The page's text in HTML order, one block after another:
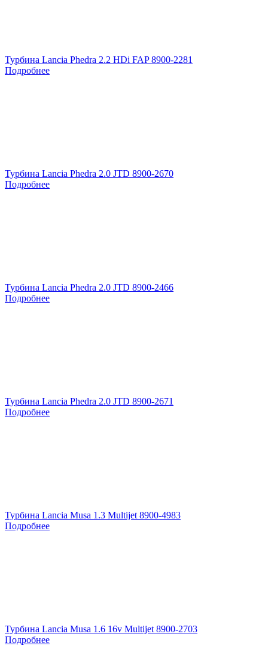
Турбина Lancia Phedra 2.2 HDi FAP 8900-2281
Подробнее
Турбина Lancia Phedra 2.0 JTD 8900-2670
Подробнее
Турбина Lancia Phedra 2.0 JTD 8900-2466
Подробнее
Турбина Lancia Phedra 2.0 JTD 8900-2671
Подробнее
Турбина Lancia Musa 1.3 Multijet 8900-4983
Подробнее
Турбина Lancia Musa 1.6 16v Multijet 8900-2703
Подробнее